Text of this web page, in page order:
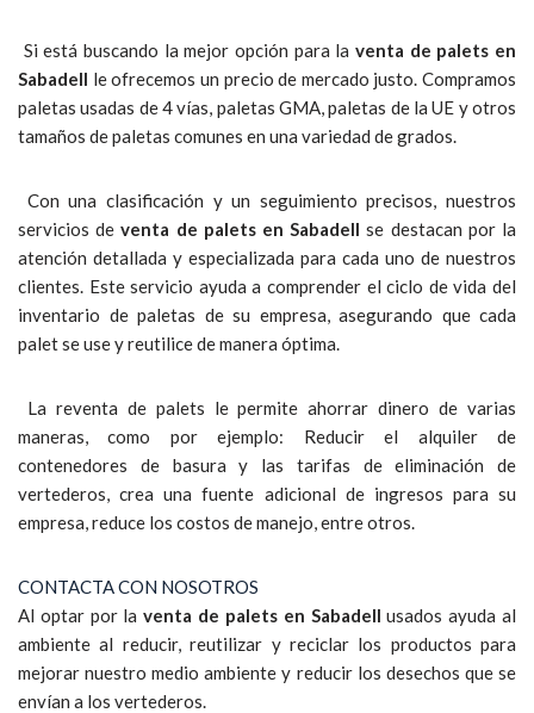
Si está buscando la mejor opción para la venta de palets en
Sabadell le ofrecemos un precio de mercado justo. Compramos
paletas usadas de 4 vías, paletas GMA, paletas de la UE y otros
tamaños de paletas comunes en una variedad de grados.
Con una clasificación y un seguimiento precisos, nuestros
servicios deventa de palets en Sabadellse destacan por la
atención detallada y especializada para cada uno de nuestros
clientes. Este servicio ayuda a comprender el ciclo de vida del
inventario de paletas de su empresa, asegurando que cada
palet se use y reutilice de manera óptima.
La reventa de palets le permite ahorrar dinero de varias
maneras, como por ejemplo: Reducir el alquiler de
contenedores de basura y las tarifas de eliminación de
vertederos, crea una fuente adicional de ingresos para su
empresa, reduce los costos de manejo, entre otros.
CONTACTA CON NOSOTROS
Al optar por laventa de palets en Sabadellusados ayuda al
ambiente al reducir, reutilizar y reciclar los productos para
mejorar nuestro medio ambiente y reducir los desechos que se
envían a los vertederos.